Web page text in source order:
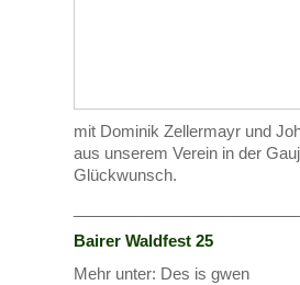
mit Dominik Zellermayr und
aus unserem Verein in der
Glückwunsch.
Bairer Waldfest 25
Mehr unter: Des is gwen